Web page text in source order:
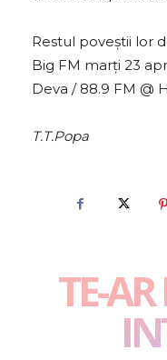
Restul poveștii lor
Big FM marți 23
Deva / 88.9 FM @
T.T.Popa
TE-